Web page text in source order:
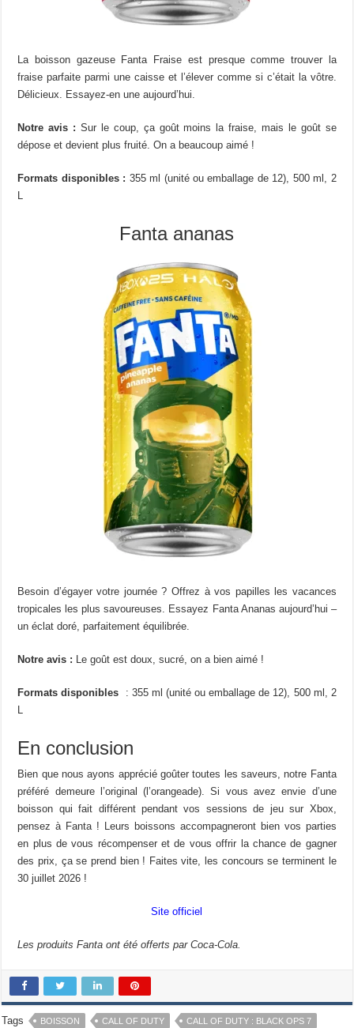
La boisson gazeuse Fanta Fraise est presque comme trouver la
fraise parfaite parmi une caisse et l’élever comme si c’était la vôtre.
Délicieux. Essayez-en une aujourd’hui.
Notre avis : Sur le coup, ça goût moins la fraise, mais le goût se
dépose et devient plus fruité. On a beaucoup aimé !
Formats disponibles : 355 ml (unité ou emballage de 12), 500 ml, 2
L
Fanta ananas
Besoin d’égayer votre journée ? Offrez à vos papilles les vacances
tropicales les plus savoureuses. Essayez Fanta Ananas aujourd’hui –
un éclat doré, parfaitement équilibrée.
Notre avis : Le goût est doux, sucré, on a bien aimé !
Formats disponibles
: 355 ml (unité ou emballage de 12), 500 ml, 2
L
En conclusion
Bien que nous ayons apprécié goûter toutes les saveurs, notre Fanta
préféré demeure l’original (l’orangeade). Si vous avez envie d’une
boisson qui fait différent pendant vos sessions de jeu sur Xbox,
pensez à Fanta ! Leurs boissons accompagneront bien vos parties
en plus de vous récompenser et de vous offrir la chance de gagner
des prix, ça se prend bien ! Faites vite, les concours se terminent le
30 juillet 2026 !
Site officiel
Les produits Fanta ont été offerts par Coca-Cola.
Tags BOISSON CALL OF DUTY
CALL OF DUTY : BLACK OPS 7